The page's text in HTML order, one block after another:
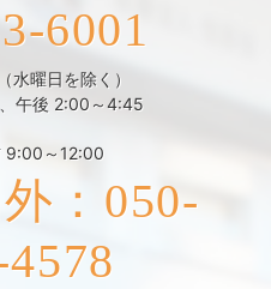
6001
水曜日を除く）
午後 2:00～4:45
9:00～12:00
：050-